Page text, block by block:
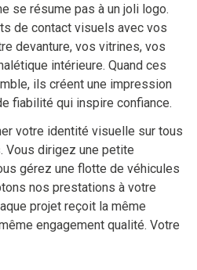
se résume pas à un joli logo.
de contact visuels avec vos
devanture, vos vitrines, vos
intérieure. Quand ces
ils créent une impression
fiabilité qui inspire confiance.
votre identité visuelle sur tous
Vous dirigez une petite
gérez une flotte de véhicules
nos prestations à votre
projet reçoit la même
engagement qualité. Votre